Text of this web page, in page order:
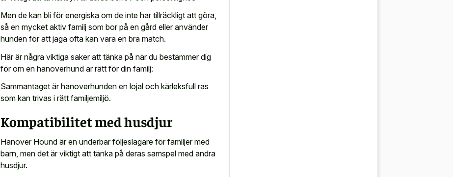
Men de kan bli för energiska om de inte har tillräckligt att göra,
så en mycket aktiv familj som bor på en gård eller använder
hunden för att jaga ofta kan vara en bra match.
Här är några viktiga saker att tänka på när du bestämmer dig
för om en hanoverhund är rätt för din familj:
Sammantaget är hanoverhunden en lojal och kärleksfull ras
som kan trivas i rätt familjemiljö.
Kompatibilitet med husdjur
Hanover Hound är en underbar följeslagare för familjer med
barn, men det är viktigt att tänka på deras samspel med andra
husdjur.